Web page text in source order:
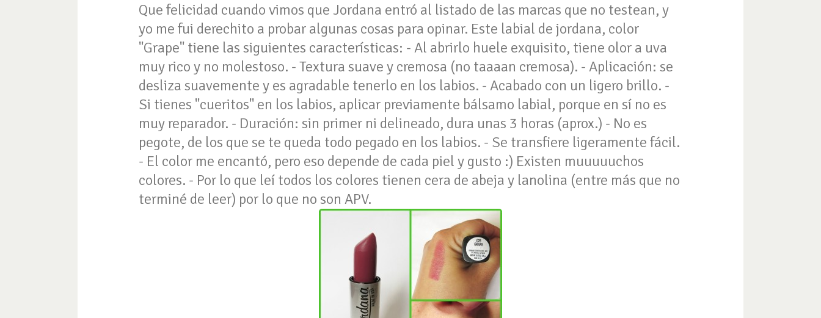
Que felicidad cuando vimos que Jordana entró al listado de las marcas que no testean, y
yo me fui derechito a probar algunas cosas para opinar. Este labial de jordana, color
"Grape" tiene las siguientes características: - Al abrirlo huele exquisito, tiene olor a uva
muy rico y no molestoso. - Textura suave y cremosa (no taaaan cremosa). - Aplicación: se
desliza suavemente y es agradable tenerlo en los labios. - Acabado con un ligero brillo. -
Si tienes "cueritos" en los labios, aplicar previamente bálsamo labial, porque en sí no es
muy reparador. - Duración: sin primer ni delineado, dura unas 3 horas (aprox.) - No es
pegote, de los que se te queda todo pegado en los labios. - Se transfiere ligeramente fácil.
- El color me encantó, pero eso depende de cada piel y gusto :) Existen muuuuuchos
colores. - Por lo que leí todos los colores tienen cera de abeja y lanolina (entre más que no
terminé de leer) por lo que no son APV.